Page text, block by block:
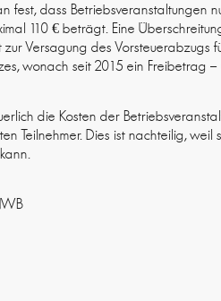
fest, dass Betriebsveranstaltungen
110 € beträgt. Eine
Versagung des Vorsteuerabzugs
wonach seit 2015 ein Freibetrag
die Kosten der
Teilnehmer. Dies ist nachteilig,